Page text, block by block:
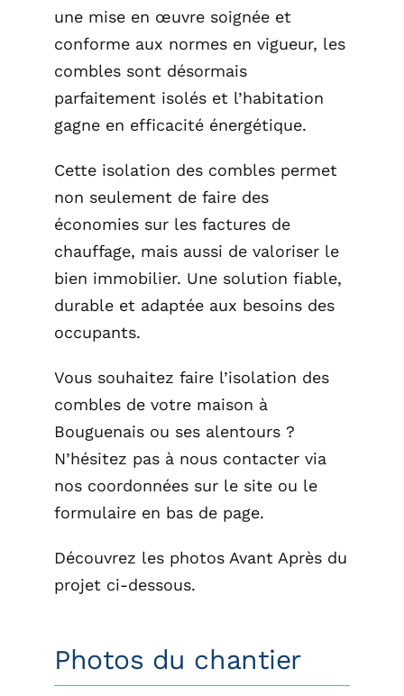
une mise en œuvre soignée et
conforme aux normes en vigueur, les
combles sont désormais
parfaitement isolés et l’habitation
gagne en efficacité énergétique.
Cette isolation des combles permet
non seulement de faire des
économies sur les factures de
chauffage, mais aussi de valoriser le
bien immobilier. Une solution fiable,
durable et adaptée aux besoins des
occupants.
Vous souhaitez faire l’isolation des
combles de votre maison à
Bouguenais ou ses alentours ?
N’hésitez pas à nous contacter via
nos coordonnées sur le site ou le
formulaire en bas de page.
Découvrez les photos Avant Après du
projet ci-dessous.
Photos du chantier